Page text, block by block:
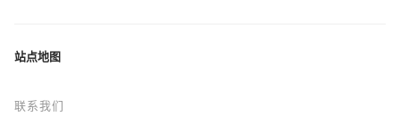
站点地图
联系我们